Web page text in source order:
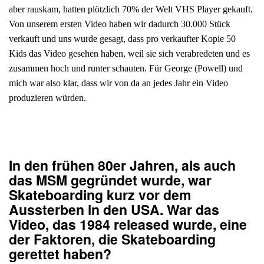
aber rauskam, hatten plötzlich 70% der Welt VHS Player gekauft.
Von unserem ersten Video haben wir dadurch 30.000 Stück
verkauft und uns wurde gesagt, dass pro verkaufter Kopie 50
Kids das Video gesehen haben, weil sie sich verabredeten und es
zusammen hoch und runter schauten. Für George (Powell) und
mich war also klar, dass wir von da an jedes Jahr ein Video
produzieren würden.
In den frühen 80er Jahren, als auch
das MSM gegründet wurde, war
Skateboarding kurz vor dem
Aussterben in den USA. War das
Video, das 1984 released wurde, eine
der Faktoren, die Skateboarding
gerettet haben?